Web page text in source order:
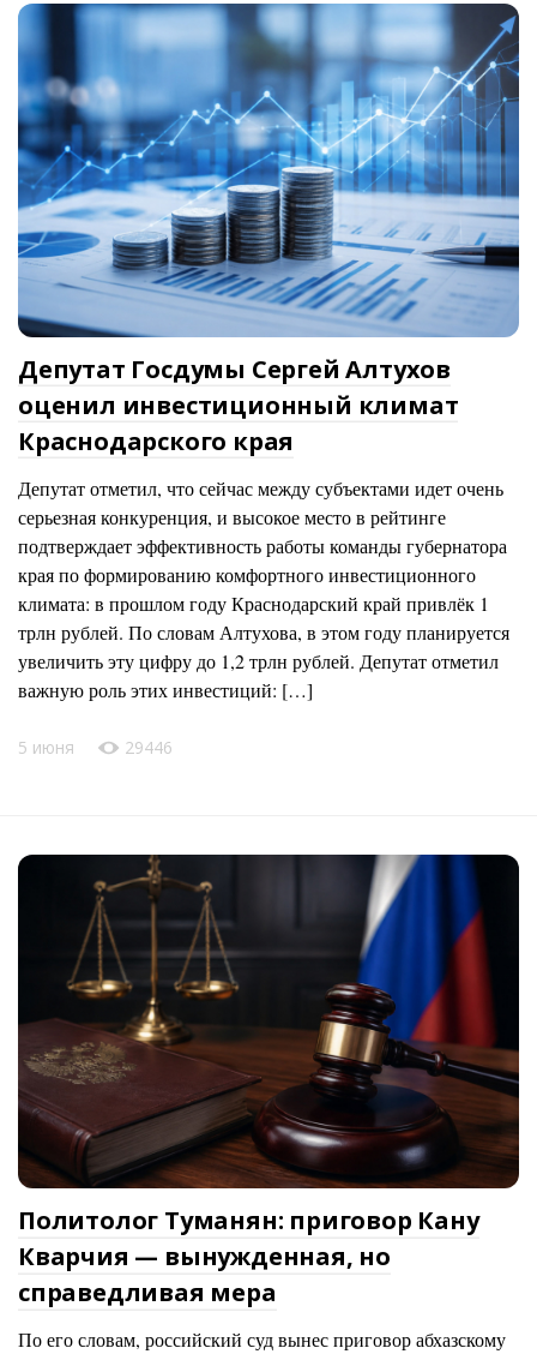
Депутат Госдумы Сергей Алтухов
оценил инвестиционный климат
Краснодарского края
Депутат отметил, что сейчас между субъектами идет очень
серьезная конкуренция, и высокое место в рейтинге
подтверждает эффективность работы команды губернатора
края по формированию комфортного инвестиционного
климата: в прошлом году Краснодарский край привлёк 1
трлн рублей. По словам Алтухова, в этом году планируется
увеличить эту цифру до 1,2 трлн рублей. Депутат отметил
важную роль этих инвестиций: […]
5 июня 29446
Политолог Туманян: приговор Кану
Кварчия — вынужденная, но
справедливая мера
По его словам, российский суд вынес приговор абхазскому